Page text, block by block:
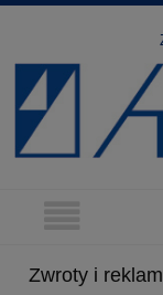
Zwroty i